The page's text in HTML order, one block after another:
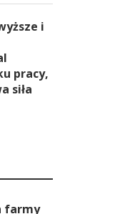
i
pracy,
siła
farmy